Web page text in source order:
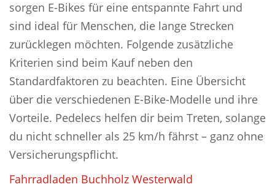
sorgen E-Bikes für eine entspannte Fahrt und
sind ideal für Menschen, die lange Strecken
zurücklegen möchten. Folgende zusätzliche
Kriterien sind beim Kauf neben den
Standardfaktoren zu beachten. Eine Übersicht
über die verschiedenen E-Bike-Modelle und ihre
Vorteile. Pedelecs helfen dir beim Treten, solange
du nicht schneller als 25 km/h fährst – ganz ohne
Versicherungspflicht.
Fahrradladen Buchholz Westerwald